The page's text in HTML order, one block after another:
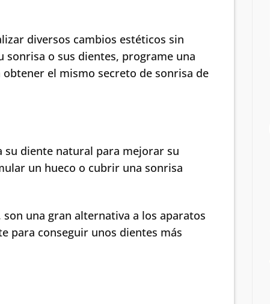
diversos cambios estéticos sin
o sus dientes, programe una
obtener el mismo secreto de sonrisa de
su diente natural para mejorar su
un hueco o cubrir una sonrisa
una gran alternativa a los aparatos
para conseguir unos dientes más